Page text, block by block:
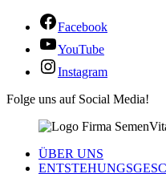
Facebook
YouTube
Instagram
Folge uns auf Social Media!
ÜBER UNS